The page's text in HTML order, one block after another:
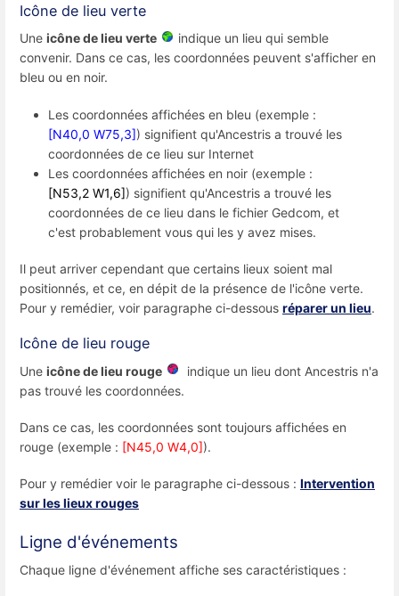
Icône de lieu verte
Une icône de lieu verte
indique un lieu qui semble
convenir. Dans ce cas, les coordonnées peuvent s'afficher en
bleu ou en noir.
Les coordonnées affichées en bleu (exemple :
[N40,0 W75,3]) signifient qu'Ancestris a trouvé les
coordonnées de ce lieu sur Internet
Les coordonnées affichées en noir (exemple :
[N53,2 W1,6]) signifient qu'Ancestris a trouvé les
coordonnées de ce lieu dans le fichier Gedcom, et
c'est probablement vous qui les y avez mises.
Il peut arriver cependant que certains lieux soient mal
positionnés, et ce, en dépit de la présence de l'icône verte.
Pour y remédier, voir paragraphe ci-dessous réparer un lieu.
Icône de lieu rouge
Une icône de lieu rouge
indique un lieu dont Ancestris n'a
pas trouvé les coordonnées.
Dans ce cas, les coordonnées sont toujours affichées en
rouge (exemple : [N45,0 W4,0]).
Pour y remédier voir le paragraphe ci-dessous : Intervention
sur les lieux rouges
Ligne d'événements
Chaque ligne d'événement affiche ses caractéristiques :